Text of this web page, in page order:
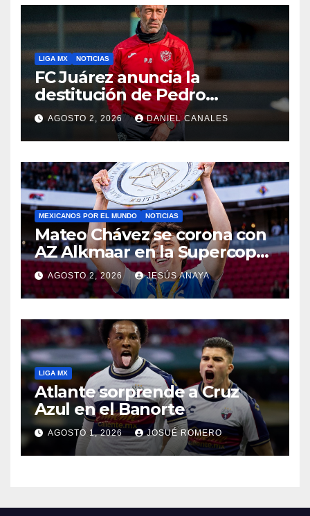
LIGA MX NOTICIAS
FC Juárez anuncia la
destitución de Pedro
Caixinha
AGOSTO 2, 2026 DANIEL CANALES
MEXICANOS POR EL MUNDO NOTICIAS
Mateo Chávez se corona con
AZ Alkmaar en la Supercopa
de Países Bajos
AGOSTO 2, 2026 JESÚS ANAYA
LIGA MX
Atlante sorprende a Cruz
Azul en el Banorte
AGOSTO 1, 2026 JOSUÉ ROMERO